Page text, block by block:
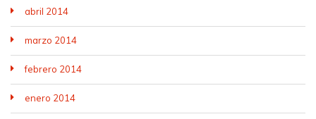
abril 2014
marzo 2014
febrero 2014
enero 2014